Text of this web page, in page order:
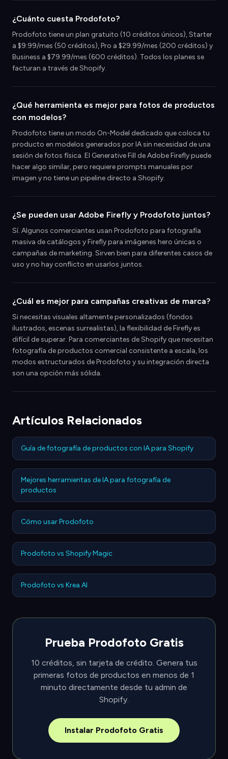
¿Cuánto cuesta Prodofoto?
Prodofoto tiene un plan gratuito (10 créditos únicos), Starter
a $9.99/mes (50 créditos), Pro a $29.99/mes (200 créditos) y
Business a $79.99/mes (600 créditos). Todos los planes se
facturan a través de Shopify.
¿Qué herramienta es mejor para fotos de productos
con modelos?
Prodofoto tiene un modo On-Model dedicado que coloca tu
producto en modelos generados por IA sin necesidad de una
sesión de fotos física. El Generative Fill de Adobe Firefly puede
hacer algo similar, pero requiere prompts manuales por
imagen y no tiene un pipeline directo a Shopify.
¿Se pueden usar Adobe Firefly y Prodofoto juntos?
Sí. Algunos comerciantes usan Prodofoto para fotografía
masiva de catálogos y Firefly para imágenes hero únicas o
campañas de marketing. Sirven bien para diferentes casos de
uso y no hay conflicto en usarlos juntos.
¿Cuál es mejor para campañas creativas de marca?
Si necesitas visuales altamente personalizados (fondos
ilustrados, escenas surrealistas), la flexibilidad de Firefly es
difícil de superar. Para comerciantes de Shopify que necesitan
fotografía de productos comercial consistente a escala, los
modos estructurados de Prodofoto y su integración directa
son una opción más sólida.
Artículos Relacionados
Guía de fotografía de productos con IA para Shopify
Mejores herramientas de IA para fotografía de
productos
Cómo usar Prodofoto
Prodofoto vs Shopify Magic
Prodofoto vs Krea AI
Prueba Prodofoto Gratis
10 créditos, sin tarjeta de crédito. Genera tus
primeras fotos de productos en menos de 1
minuto directamente desde tu admin de
Shopify.
Instalar Prodofoto Gratis